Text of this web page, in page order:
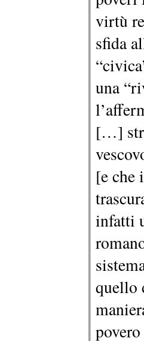
virtù
sfida
una
[…]
[e che
infatti
quello